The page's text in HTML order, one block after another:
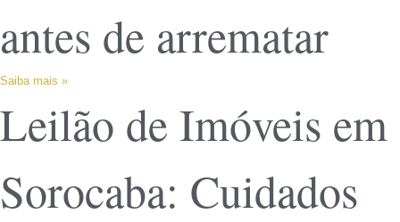
antes de arrematar
Saiba mais »
Leilão de Imóveis em
Sorocaba: Cuidados